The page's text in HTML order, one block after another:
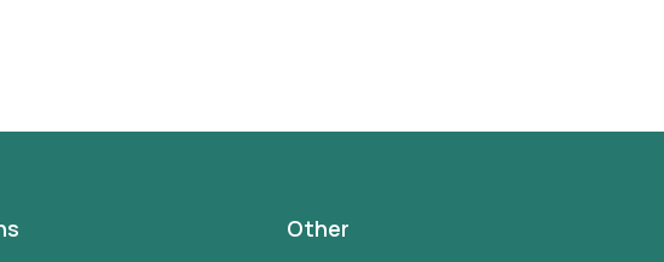
Other